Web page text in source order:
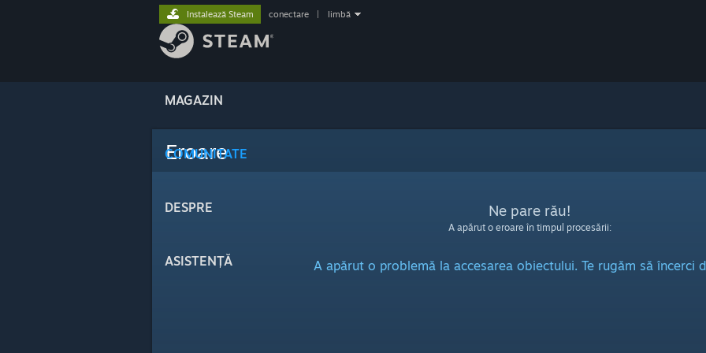
MAGAZIN
COMUNITATE
DESPRE
ASISTENȚĂ
Instalează Steam conectare limbă
Eroare
Ne pare rău!
A apărut o eroare în timpul procesării:
A apărut o problemă la accesarea obiectului. Te rugăm să încerci